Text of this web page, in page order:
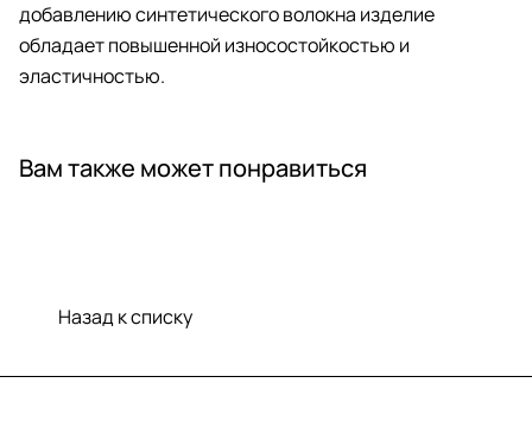
добавлению синтетического волокна изделие
обладает повышенной износостойкостью и
эластичностью.
Вам также может понравиться
Назад к списку